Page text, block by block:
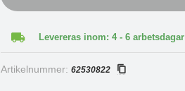
Levereras inom: 4 - 6 arbetsdagar
Artikelnummer:62530822